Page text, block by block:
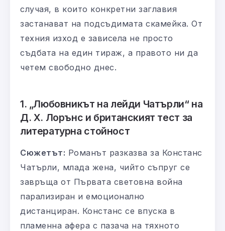
случая, в които конкретни заглавия
застанават на подсъдимата скамейка. От
техния изход е зависела не просто
съдбата на един тираж, а правото ни да
четем свободно днес.
1. „Любовникът на лейди Чатърли“ на
Д. Х. Лорънс и британският тест за
литературна стойност
Сюжетът: Романът разказва за Констанс
Чатърли, млада жена, чийто съпруг се
завръща от Първата световна война
парализиран и емоционално
дистанциран. Констанс се впуска в
пламенна афера с пазача на тяхното